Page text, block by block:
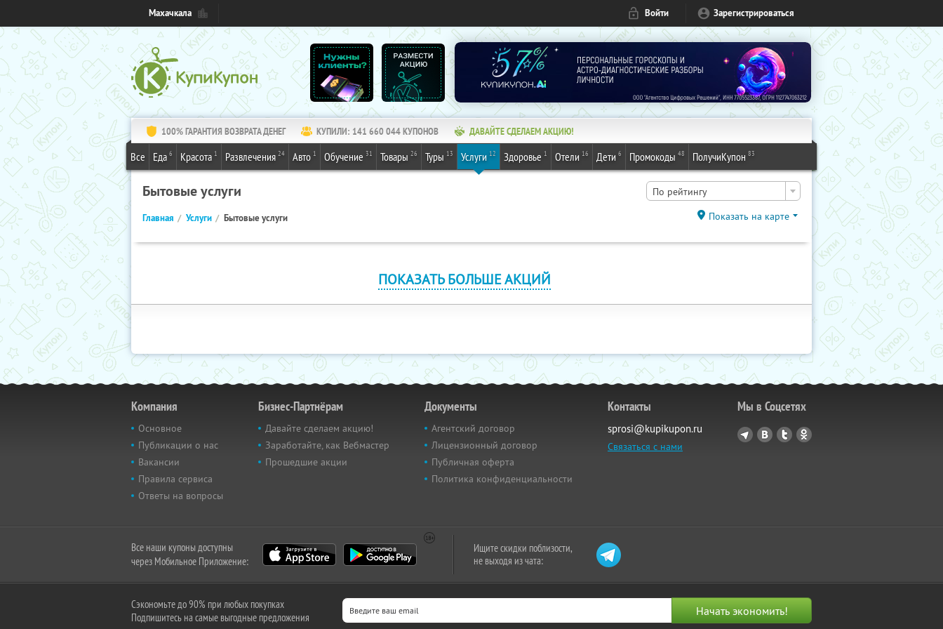
Махачкала Войти Зарегистрироваться
100% ГАРАНТИЯ ВОЗВРАТА ДЕНЕГ КУПИЛИ: 141 660 044КУПОНОВ ДАВАЙТЕ СДЕЛАЕМ АКЦИЮ!
Все Еда 6 Красота 1 Развлечения 24 Авто 1 Обучение 31 Товары 26 Туры 13 Услуги 12 Здоровье 1 Отели 16 Дети 6 Промокоды 48 ПолучиКупон 83
Бытовые услуги По рейтингу
Главная Услуги Бытовые услуги Показать на карте
ПОКАЗАТЬ БОЛЬШЕ АКЦИЙ
Компания
Основное
Публикации о нас
Вакансии
Правила сервиса
Ответы на вопросы
Бизнес-Партнёрам
Давайте сделаем акцию!
Заработайте, как Вебмастер
Прошедшие акции
Документы
Агентский договор
Лицензионный договор
Публичная оферта
Политика конфиденциальности
Контакты
sprosi@kupikupon.ru
Связаться с нами
Мы в Соцсетях
Все наши купоны доступны
через Мобильное Приложение:
Ищите скидки поблизости,
не выходя из чата:
Сэкономьте до 90% при любых покупках
Подпишитесь на самые выгодные предложения